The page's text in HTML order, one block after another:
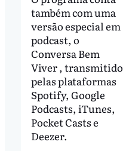
também com uma
versão especial em
podcast, o
Conversa Bem
Viver , transmitido
pelas plataformas
Spotify, Google
Podcasts, iTunes,
Pocket Casts e
Deezer.